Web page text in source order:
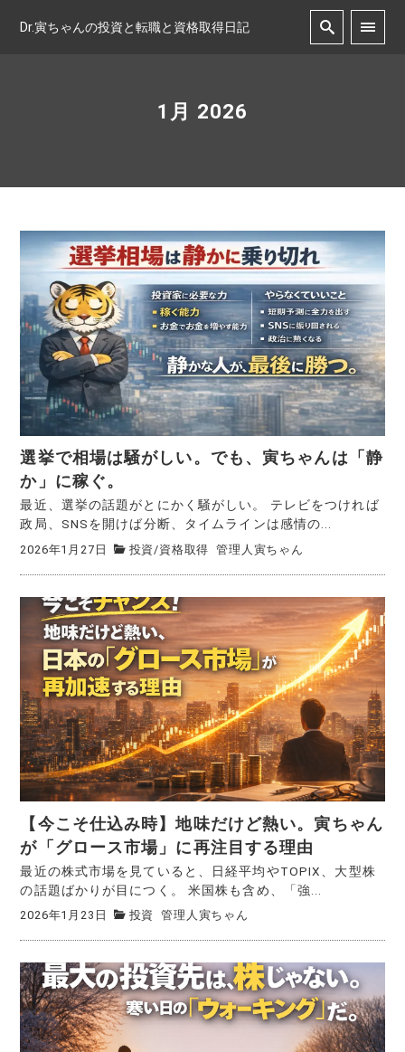
Dr.寅ちゃんの投資と転職と資格取得日記
1月 2026
選挙で相場は騒がしい。でも、寅ちゃんは「静
か」に稼ぐ。
最近、選挙の話題がとにかく騒がしい。 テレビをつければ
政局、SNSを開けば分断、タイムラインは感情の...
2026年1月27日 投資 /資格取得 管理人寅ちゃん
【今こそ仕込み時】地味だけど熱い。寅ちゃん
が「グロース市場」に再注目する理由
最近の株式市場を見ていると、日経平均やTOPIX、大型株
の話題ばかりが目につく。 米国株も含め、「強...
2026年1月23日 投資 管理人寅ちゃん